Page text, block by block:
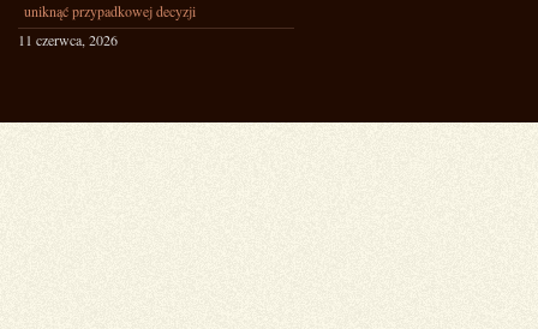
uniknąć przypadkowej decyzji
11 czerwca, 2026